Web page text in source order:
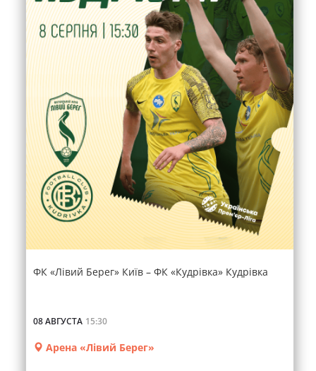
ФК «Лівий Берег» Київ – ФК «Кудрівка» Кудрівка
08 АВГУСТА 15:30
Арена «Лівий Берег»